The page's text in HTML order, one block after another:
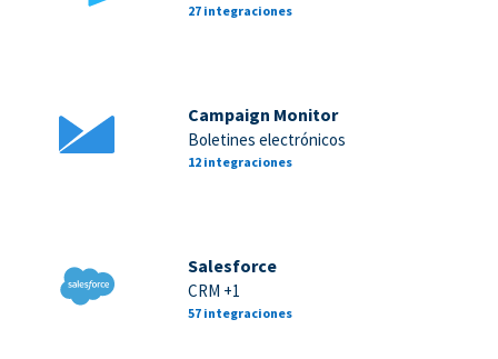
27 integraciones
Campaign Monitor
Boletines electrónicos
12 integraciones
Salesforce
CRM +1
57 integraciones